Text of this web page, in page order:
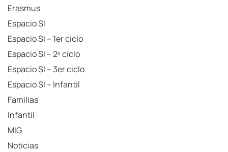
Erasmus
Espacio SI
Espacio SI – 1er ciclo
Espacio SI – 2º ciclo
Espacio SI – 3er ciclo
Espacio SI – Infantil
Familias
Infantil
MIG
Noticias